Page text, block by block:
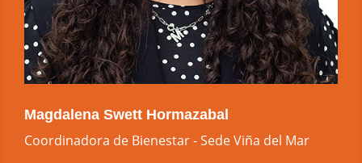
Magdalena Swett Hormazabal
Coordinadora de Bienestar - Sede Viña del Mar